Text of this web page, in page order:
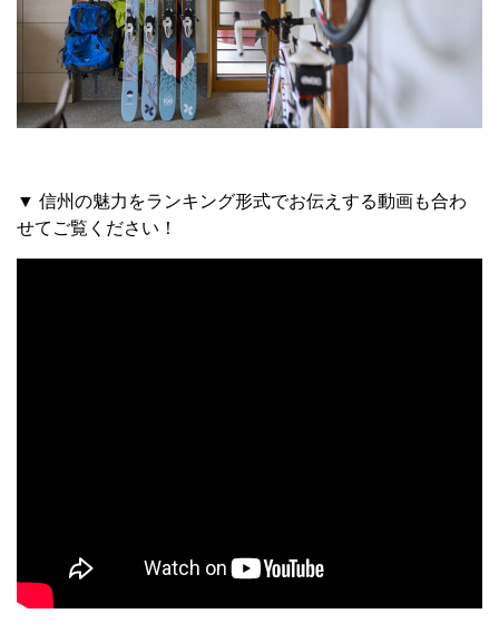
▼ 信州の魅力をランキング形式でお伝えする動画も合わ
せてご覧ください！